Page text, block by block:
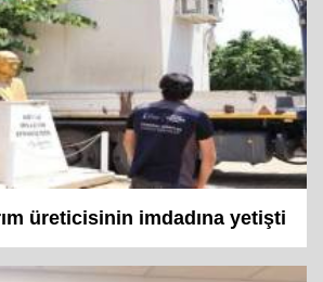
üreticisinin imdadına yetişti